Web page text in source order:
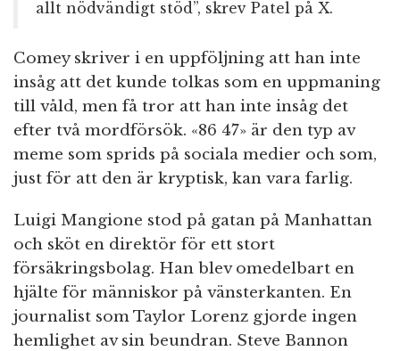
allt nödvändigt stöd”, skrev Patel på X.
Comey skriver i en uppföljning att han inte
insåg att det kunde tolkas som en uppmaning
till våld, men få tror att han inte insåg det
efter två mordförsök. «86 47» är den typ av
meme som sprids på sociala medier och som,
just för att den är kryptisk, kan vara farlig.
Luigi Mangione stod på gatan på Manhattan
och sköt en direktör för ett stort
försäkringsbolag. Han blev omedelbart en
hjälte för människor på vänsterkanten. En
journalist som Taylor Lorenz gjorde ingen
hemlighet av sin beundran. Steve Bannon